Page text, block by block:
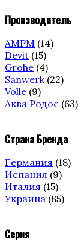
Производитель
AMPM (14)
Devit (15)
Grohe (4)
Sanwerk (22)
Volle (9)
Аква Родос (63)
Страна Бренда
Германия (18)
Испания (9)
Италия (15)
Украина (85)
Серия